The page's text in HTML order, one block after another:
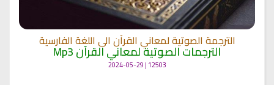
الترجمة الصوتية لمعاني القرآن الى اللغة الفارسية
الترجمات الصوتية لمعاني القرآن Mp3
12503 | 2024-05-29